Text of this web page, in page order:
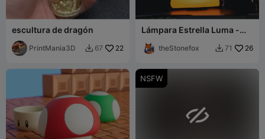
escultura de dragón
PrintMania3D  67 22
Lámpara Estrella Luma -
theStonefox  71 26
NSFW
